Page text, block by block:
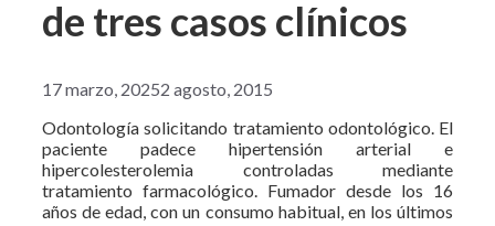
de tres casos clínicos
17 marzo, 20252 agosto, 2015
Odontología solicitando tratamiento odontológico. El
paciente padece hipertensión arterial e
hipercolesterolemia controladas mediante
tratamiento farmacológico. Fumador desde los 16
años de edad, con un consumo habitual, en los últimos